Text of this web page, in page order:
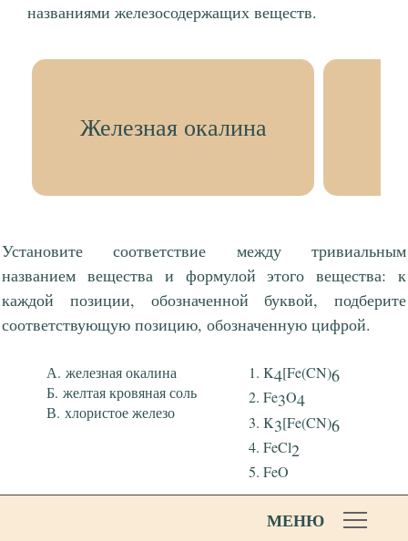
названиями железосодержащих веществ.
Железная окалина
Установите соответствие между тривиальным
названием вещества и формулой этого вещества: к
каждой позиции, обозначенной буквой, подберите
соответствующую позицию, обозначенную цифрой.
железная окалина
желтая кровяная соль
хлористое железо
K4[Fe(CN)6
Fe3O4
K3[Fe(CN)6
FeCl2
FeO
МЕНЮ